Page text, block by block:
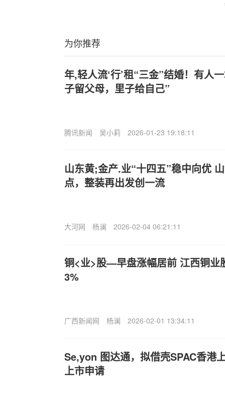
为你推荐
年,轻人流‘行’租“三金”结婚！有人
子留父母，里子给自己”
腾讯新闻 吴小莉 2026-01-23 19:18:11
山东黄;金产.业“十四五”稳中向优
点，整装再出发创一流
大河网 杨澜 2026-02-04 06:21:11
铜<业>股—早盘涨幅居前 江西铜业
3%
广西新闻网 杨澜 2026-02-01 13:34:11
Se,yon 图达通，拟借壳SPAC香港
上市申请